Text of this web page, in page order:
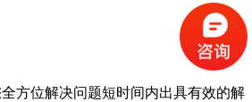
方位解决问题短时间内出具有效的解